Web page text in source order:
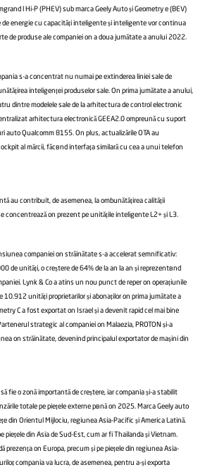
l Hi-P (PHEV) sub marca Geely Auto și Geometry e (BEV)
de energie cu capacități inteligente și inteligente vor continua
de produse ale companiei în a doua jumătate a anului 2022.
s-a concentrat nu numai pe extinderea liniei sale de
inteligenței produselor sale. În prima jumătate a anului,
dintre modelele sale de la arhitectura de control electronic
arhitectura electronică GEEA2.0 împreună cu suport
auto Qualcomm 8155. În plus, actualizările OTA au
al mărcii, făcând interfața similară cu cea a unui telefon
au contribuit, de asemenea, la îmbunătățirea calității
concentrează în prezent pe unitățile inteligente L2+ și L3.
companiei în străinătate s-a accelerat semnificativ:
de unități, o creștere de 64% de la an la an și reprezentând
Lynk & Co a atins un nou punct de reper în operațiunile
10.912 unități proprietarilor și abonaților în prima jumătate a
C a fost exportat în Israel și a devenit rapid cel mai bine
strategic al companiei în Malaezia, PROTON și-a
în străinătate, devenind principalul exportator de mașini din
fie o zonă importantă de creștere, iar compania și-a stabilit
totale pe piețele externe până în 2025. Marca Geely auto
din Orientul Mijlociu, regiunea Asia-Pacific și America Latină.
piețele din Asia de Sud-Est, cum ar fi Thailanda și Vietnam.
prezența în Europa, precum și pe piețele din regiunea Asia-
compania va lucra, de asemenea, pentru a-și exporta